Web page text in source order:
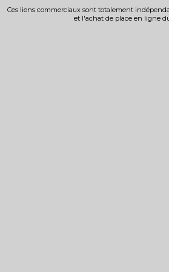
Ces liens commerciaux sont totalement
et l'achat de place en ligne